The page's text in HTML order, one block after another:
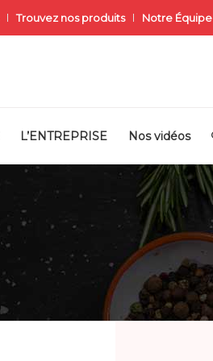
Trouvez nos produits Notre Équipe
L’ENTREPRISE Nos vidéos